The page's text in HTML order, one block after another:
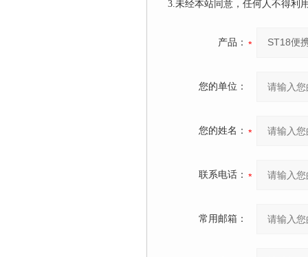
3.未经本站同意，任何人不得利
产品：
您的单位：
您的姓名：
联系电话：
常用邮箱：